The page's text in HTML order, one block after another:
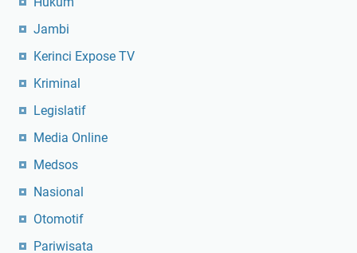
Jambi
Kerinci Expose TV
Kriminal
Legislatif
Media Online
Medsos
Nasional
Otomotif
Pariwisata